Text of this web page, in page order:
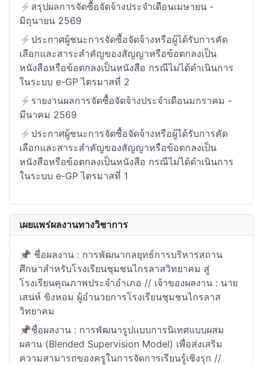
⚡สรุปผลการจัดซื้อจัดจ้างประจำเดือนเมษายน -
มิถุนายน 2569
⚡ประกาศผู้ชนะการจัดซื้อจัดจ้างหรือผู้ได้รับการคัด
เลือกและสาระสำคัญของสัญญาหรือข้อตกลงเป็น
หนังสือหรือข้อตกลงเป็นหนังสือ กรณีไม่ได้ดำเนินการ
ในระบบ e-GP ไตรมาสที่ 2
⚡รายงานผลการจัดซื้อจัดจ้างประจำเดือนมกราคม -
มีนาคม 2569
⚡ประกาศผู้ชนะการจัดซื้อจัดจ้างหรือผู้ได้รับการคัด
เลือกและสาระสำคัญของสัญญาหรือข้อตกลงเป็น
หนังสือหรือข้อตกลงเป็นหนังสือ กรณีไม่ได้ดำเนินการ
ในระบบ e-GP ไตรมาสที่ 1
เผยแพร่ผลงานทางวิชาการ
📌 ชื่อผลงาน : การพัฒนากลยุทธ์การบริหารสถาน
ศึกษาสำหรับโรงเรียนชุมชนไกรลาสวิทยาคม สู่
โรงเรียนคุณภาพประจำอำเภอ // เจ้าของผลงาน : นาย
เสน่ห์ ขิงหอม ผู้อำนวยการโรงเรียนชุมชนไกรลาส
วิทยาคม
📌ชื่อผลงาน : การพัฒนารูปแบบการนิเทศแบบผสม
ผสาน (Blended Supervision Model) เพื่อส่งเสริม
ความสามารถของครูในการจัดการเรียนรู้เชิงรุก //